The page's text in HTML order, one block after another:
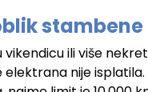
ili više
nije